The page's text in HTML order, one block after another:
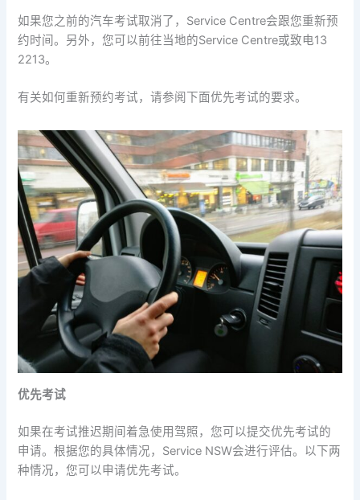
如果您之前的汽车考试取消了，Service Centre会跟您重新预
约时间。另外，您可以前往当地的Service Centre或致电13
2213。
有关如何重新预约考试，请参阅下面优先考试的要求。
优先考试
如果在考试推迟期间着急使用驾照，您可以提交优先考试的
申请。根据您的具体情况，Service NSW会进行评估。以下两
种情况，您可以申请优先考试。